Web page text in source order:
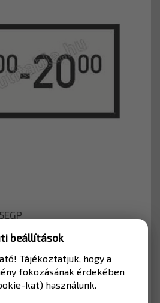
BELÜLRE
beállítások
Tájékoztatjuk, hogy a
fokozásának érdekében
kat) használunk.